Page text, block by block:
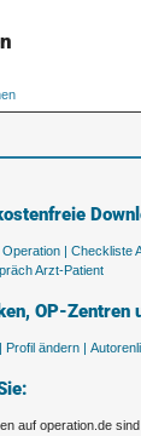
| Checkliste
Arzt-Patient
OP-Zentren
Profil ändern |
auf operation.de